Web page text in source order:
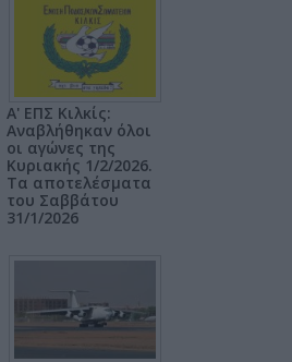
Α' ΕΠΣ Κιλκίς:
Αναβλήθηκαν όλοι
οι αγώνες της
Κυριακής 1/2/2026.
Τα αποτελέσματα
του Σαββάτου
31/1/2026